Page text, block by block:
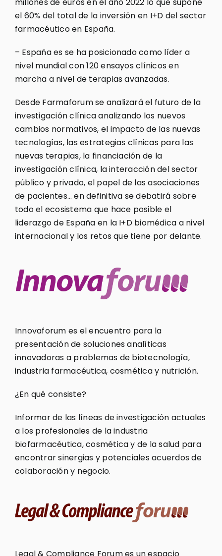
el 60% del total de la inversión en I+D del sector
farmacéutico en España.
– España es se ha posicionado como líder a
nivel mundial con 120 ensayos clínicos en
marcha a nivel de terapias avanzadas.
Desde Farmaforum se analizará el futuro de la
investigación clínica analizando los nuevos
cambios normativos, el impacto de las nuevas
tecnologías, las estrategias clínicas para las
nuevas terapias, la financiación de la
investigación clínica, la interacción del sector
público y privado, el papel de las asociaciones
de pacientes… en definitiva se debatirá sobre
todo el ecosistema que hace posible el
liderazgo de España en la I+D biomédica a nivel
internacional y los retos que tiene por delante.
Innovaforum es el encuentro para la
presentación de soluciones analíticas
innovadoras a problemas de biotecnología,
industria farmacéutica, cosmética y nutrición.
¿En qué consiste?
Informar de las líneas de investigación actuales
a los profesionales de la industria
biofarmacéutica, cosmética y de la salud para
encontrar sinergias y potenciales acuerdos de
colaboración y negocio.